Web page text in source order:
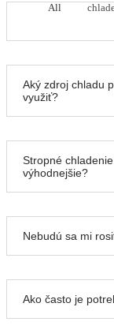
All
Aký zdroj chladu
využiť?
Stropné
výhodnejšie?
Nebudú sa mi
Ako často je